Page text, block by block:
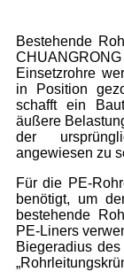
Bestehende
Einsetzrohre
in Position
schafft ein
äußere
der
angewiesen zu
Für die PE-
benötigt, um
bestehende
PE-Liners
Biegeradius